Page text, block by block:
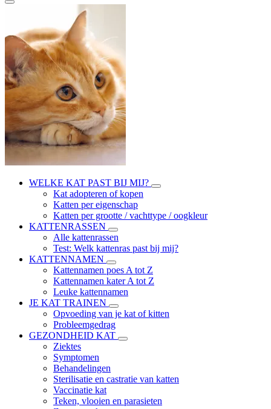
WELKE KAT PAST BIJ MIJ?
Kat adopteren of kopen
Katten per eigenschap
Katten per grootte / vachttype / oogkleur
KATTENRASSEN
Alle kattenrassen
Test: Welk kattenras past bij mij?
KATTENNAMEN
Kattennamen poes A tot Z
Kattennamen kater A tot Z
Leuke kattennamen
JE KAT TRAINEN
Opvoeding van je kat of kitten
Probleemgedrag
GEZONDHEID KAT
Ziektes
Symptomen
Behandelingen
Sterilisatie en castratie van katten
Vaccinatie kat
Teken, vlooien en parasieten